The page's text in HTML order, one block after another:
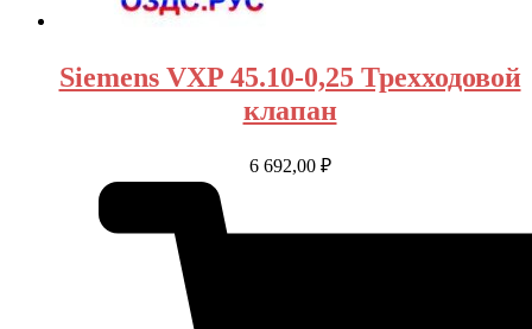
Siemens VXP 45.10-0,25 Трехходовой
клапан
6 692,00 ₽